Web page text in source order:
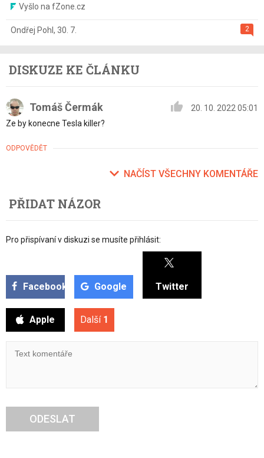
Vyšlo na fZone.cz
2
Ondřej Pohl , 30. 7.
DISKUZE KE ČLÁNKU
Tomáš Čermák
20. 10. 2022 05:01
Ze by konecne Tesla killer?
ODPOVĚDĚT
NAČÍST VŠECHNY KOMENTÁŘE
PŘIDAT NÁZOR
Pro přispívaní v diskuzi se musíte přihlásit:
Facebook Google Twitter
Apple Další 1
ODESLAT